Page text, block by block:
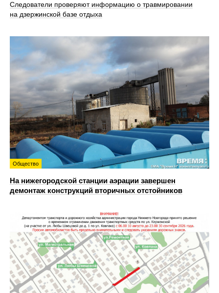
Следователи проверяют информацию о травмировании
на дзержинской базе отдыха
Общество
На нижегородской станции аэрации завершен
демонтаж конструкций вторичных отстойников